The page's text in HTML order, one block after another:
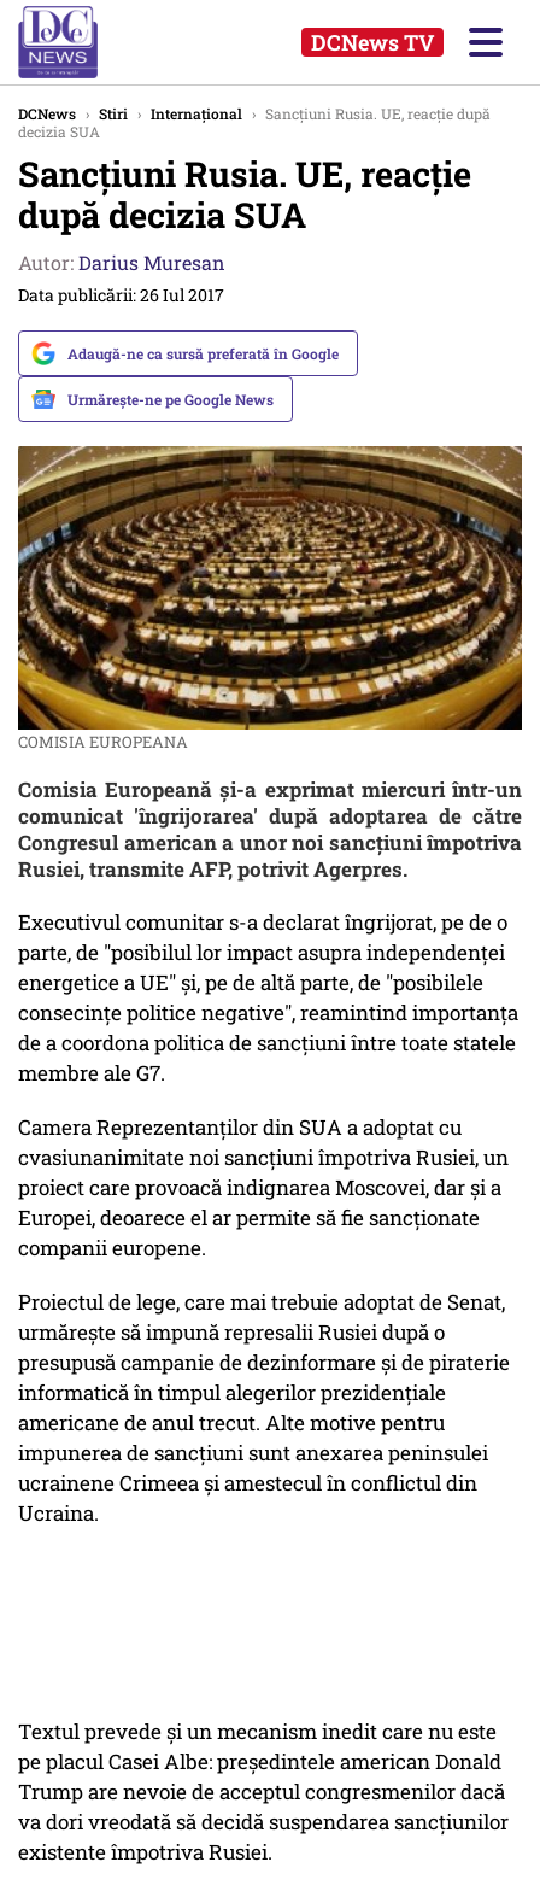
DCNews TV
DCNews › Stiri › Internațional › Sancțiuni Rusia. UE, reacție după
decizia SUA
Sancțiuni Rusia. UE, reacție
după decizia SUA
Autor:Darius Muresan
Data publicării: 26 Iul 2017
Adaugă-ne ca sursă preferată în Google
Urmărește-ne pe Google News
COMISIA EUROPEANA
Comisia Europeană și-a exprimat miercuri într-un
comunicat 'îngrijorarea' după adoptarea de către
Congresul american a unor noi sancțiuni împotriva
Rusiei, transmite AFP, potrivit Agerpres.
Executivul comunitar s-a declarat îngrijorat, pe de o
parte, de "posibilul lor impact asupra independenței
energetice a UE" și, pe de altă parte, de "posibilele
consecințe politice negative", reamintind importanța
de a coordona politica de sancțiuni între toate statele
membre ale G7.
Camera Reprezentanților din SUA a adoptat cu
cvasiunanimitate noi sancțiuni împotriva Rusiei, un
proiect care provoacă indignarea Moscovei, dar și a
Europei, deoarece el ar permite să fie sancționate
companii europene.
Proiectul de lege, care mai trebuie adoptat de Senat,
urmărește să impună represalii Rusiei după o
presupusă campanie de dezinformare și de piraterie
informatică în timpul alegerilor prezidențiale
americane de anul trecut. Alte motive pentru
impunerea de sancțiuni sunt anexarea peninsulei
ucrainene Crimeea și amestecul în conflictul din
Ucraina.
Textul prevede și un mecanism inedit care nu este
pe placul Casei Albe: președintele american Donald
Trump are nevoie de acceptul congresmenilor dacă
va dori vreodată să decidă suspendarea sancțiunilor
existente împotriva Rusiei.